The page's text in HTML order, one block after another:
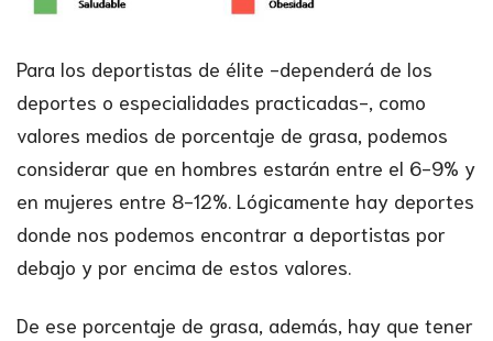
Para los deportistas de élite -dependerá de los
deportes o especialidades practicadas-, como
valores medios de porcentaje de grasa, podemos
considerar que en hombres estarán entre el 6-9% y
en mujeres entre 8-12%. Lógicamente hay deportes
donde nos podemos encontrar a deportistas por
debajo y por encima de estos valores.
De ese porcentaje de grasa, además, hay que tener